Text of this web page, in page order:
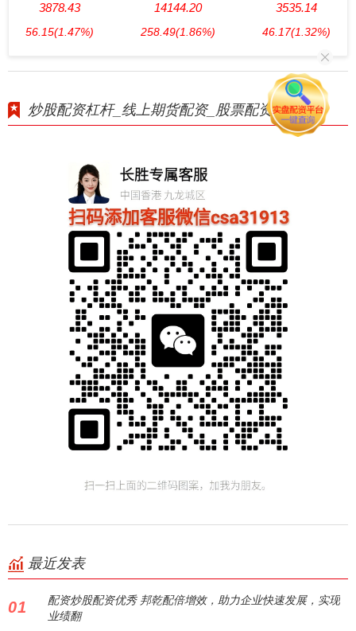
3878.43
56.15(1.47%)
14144.20
258.49(1.86%)
3535.14
46.17(1.32%)
炒股配资杠杆_线上期货配资_股票配资手续费
最近发表
01
配资炒股配资优秀 邦乾配倍增效，助力企业快速发展，实现
业绩翻